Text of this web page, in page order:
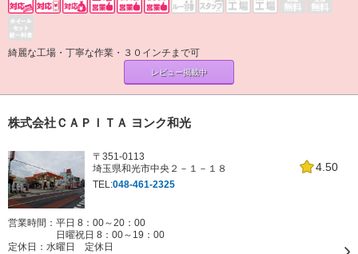
綺麗な工場・丁寧な作業・３０インチまで可
レビュー掲載中
株式会社ＣＡＰＩＴＡ ヨンク和光
4.50
〒351-0113
埼玉県和光市中央２－１－１８
TEL:048-461-2325
営業時間：平日 8：00～20：00
日曜祝日 8：00～19：00
定休日： 水曜日 定休日